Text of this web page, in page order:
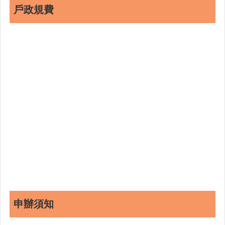
戶政規費
申辦須知